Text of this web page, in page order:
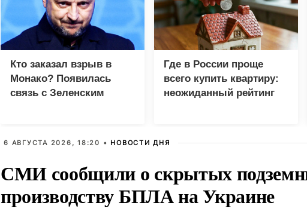
Кто заказал взрыв в
Монако? Появилась
связь с Зеленским
Где в России проще
всего купить квартиру:
неожиданный рейтинг
6 АВГУСТА 2026, 18:20 • НОВОСТИ ДНЯ
СМИ сообщили о скрытых
производству БПЛА на Украине